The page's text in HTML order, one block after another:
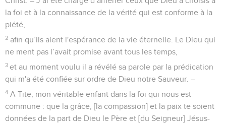
la foi et à la connaissance de la vérité qui est conforme à la
piété,
2 afin qu’ils aient l'espérance de la vie éternelle. Le Dieu qui
ne ment pas l’avait promise avant tous les temps,
3 et au moment voulu il a révélé sa parole par la prédication
qui m'a été confiée sur ordre de Dieu notre Sauveur. –
4 A Tite, mon véritable enfant dans la foi qui nous est
commune : que la grâce, [la compassion] et la paix te soient
données de la part de Dieu le Père et [du Seigneur] Jésus-